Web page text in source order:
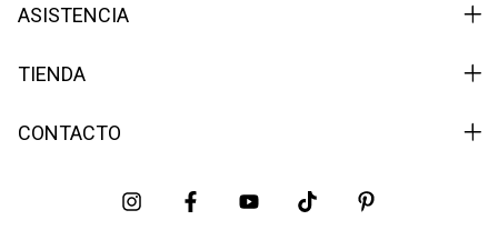
ASISTENCIA
TIENDA
CONTACTO